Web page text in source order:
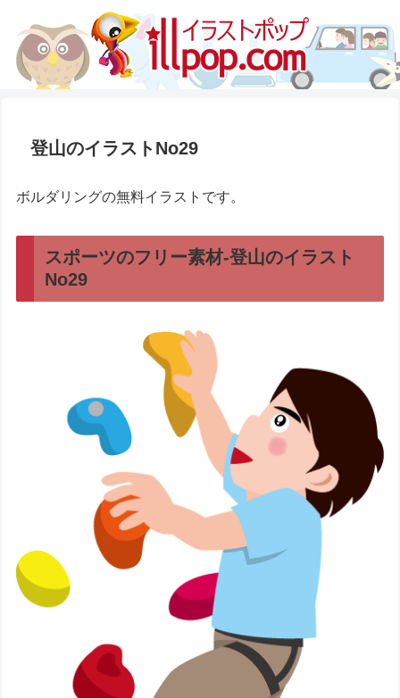
登山のイラストNo29
ボルダリングの無料イラストです。
スポーツのフリー素材-登山のイラスト
No29